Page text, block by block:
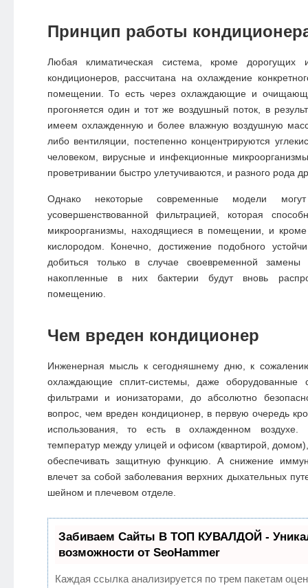
Принцип работы
Любая климатическая система, кроме дорогущих
кондиционеров, рассчитана на охлаждение
помещении. То есть через охлаждающие и
прогоняется один и тот же воздушный поток, в
имеем охлажденную и более влажную воздушную
либо вентиляции, постепенно концентрируются
человеком, вирусные и инфекционные
проветривании быстро улетучиваются, и разного рода
Однако некоторые современные модели могут
усовершенствованной фильтрацией, которая
микроорганизмы, находящиеся в помещении, и кроме
кислородом. Конечно, достижение подобного
добиться только в случае своевременной
накопленные в них бактерии будут вновь
помещению.
Чем вреден кондиционер
Инженерная мысль к сегодняшнему дню, к
охлаждающие сплит-системы, даже
фильтрами и ионизаторами, до абсолютно
вопрос, чем вреден кондиционер, в первую очередь
использования, то есть в охлажденном
температур между улицей и офисом (квартирой,
обеспечивать защитную функцию. А снижение
влечет за собой заболевания верхних дыхательных
шейном и плечевом отделе.
Забиваем Сайты В ТОП КУВАЛДОЙ -
возможности от SeoHammer
Каждая ссылка анализируется по трем пакетам